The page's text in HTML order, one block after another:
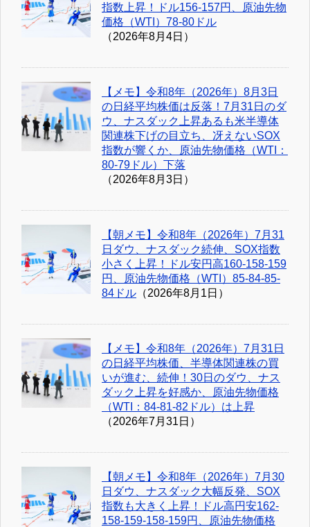
指数上昇！ドル156-157円、原油先物
価格（WTI）78-80ドル
（2026年8月4日）
【メモ】令和8年（2026年）8月3日
の日経平均株価は反落！7月31日のダ
ウ、ナスダック上昇あるも米半導体
関連株下げの目立ち、冴えないSOX
指数が響くか、原油先物価格（WTI：
80-79ドル）下落
（2026年8月3日）
【朝メモ】令和8年（2026年）7月31
日ダウ、ナスダック続伸、SOX指数
小さく上昇！ドル安円高160-158-159
円、原油先物価格（WTI）85-84-85-
84ドル （2026年8月1日）
【メモ】令和8年（2026年）7月31日
の日経平均株価、半導体関連株の買
いが進む、続伸！30日のダウ、ナス
ダック上昇を好感か、原油先物価格
（WTI：84-81-82ドル）は上昇
（2026年7月31日）
【朝メモ】令和8年（2026年）7月30
日ダウ、ナスダック大幅反発、SOX
指数も大きく上昇！ドル高円安162-
158-159-158-159円、原油先物価格